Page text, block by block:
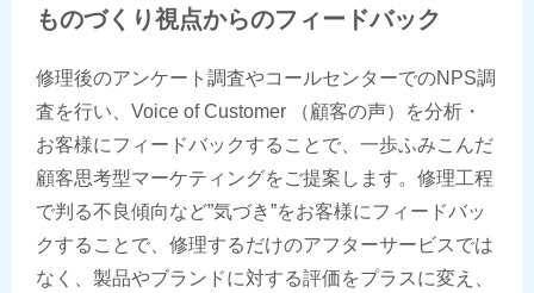
ものづくり視点からのフィードバック
修理後のアンケート調査やコールセンターでのNPS調
査を行い、Voice of Customer （顧客の声）を分析・
お客様にフィードバックすることで、一歩ふみこんだ
顧客思考型マーケティングをご提案します。修理工程
で判る不良傾向など”気づき”をお客様にフィードバッ
クすることで、修理するだけのアフターサービスでは
なく、製品やブランドに対する評価をプラスに変え、